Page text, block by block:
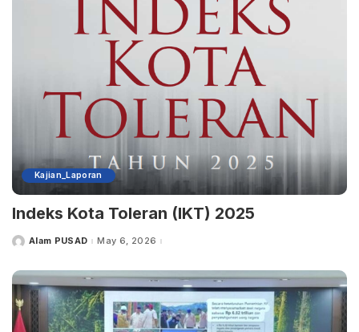
Kajian_Laporan
Indeks Kota Toleran (IKT) 2025
PostedAlam PUSAD May 6, 2026